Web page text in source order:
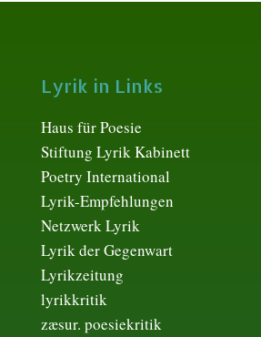
Lyrik in Links
Haus für Poesie
Stiftung Lyrik Kabinett
Poetry International
Lyrik-Empfehlungen
Netzwerk Lyrik
Lyrik der Gegenwart
Lyrikzeitung
lyrikkritik
zæsur. poesiekritik